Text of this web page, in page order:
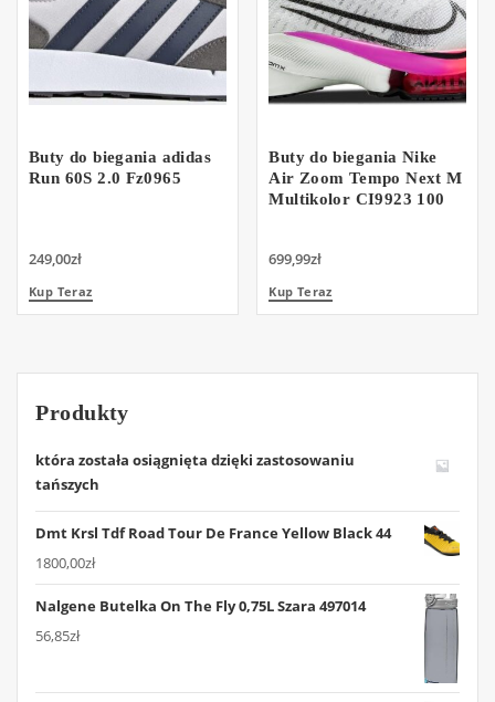
Buty do biegania adidas
Run 60S 2.0 Fz0965
249,00zł
Kup Teraz
Buty do biegania Nike
Air Zoom Tempo Next M
Multikolor CI9923 100
699,99zł
Kup Teraz
Produkty
która została osiągnięta dzięki zastosowaniu
tańszych
Dmt Krsl Tdf Road Tour De France Yellow Black 44
1800,00zł
Nalgene Butelka On The Fly 0,75L Szara 497014
56,85zł